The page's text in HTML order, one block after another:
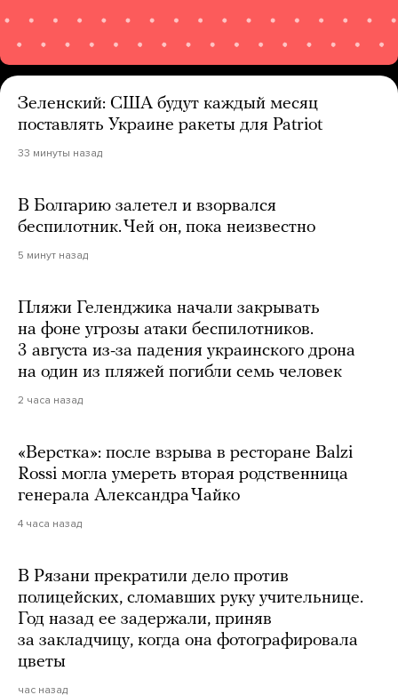
Зеленский: США будут каждый месяц
поставлять Украине ракеты для Patriot
33 минуты назад
В Болгарию залетел и взорвался
беспилотник. Чей он, пока неизвестно
5 минут назад
Пляжи Геленджика начали закрывать
на фоне угрозы атаки беспилотников.
3 августа из-за падения украинского дрона
на один из пляжей погибли семь человек
2 часа назад
«Верстка»: после взрыва в ресторане Balzi
Rossi могла умереть вторая родственница
генерала Александра Чайко
4 часа назад
В Рязани прекратили дело против
полицейских, сломавших руку учительнице.
Год назад ее задержали, приняв
за закладчицу, когда она фотографировала
цветы
час назад